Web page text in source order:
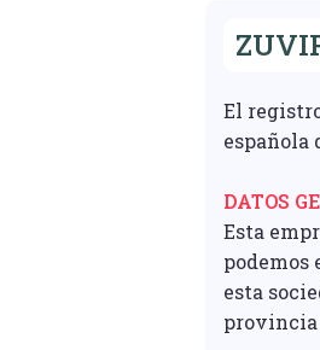
El
española
DATOS
Esta
podemos
esta
provincia